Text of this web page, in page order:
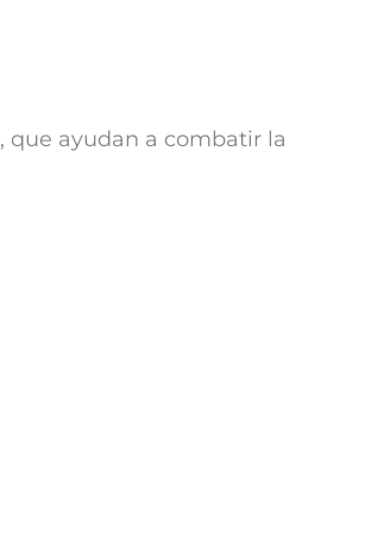
, que ayudan a combatir la